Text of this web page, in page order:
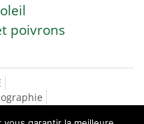
poivrons